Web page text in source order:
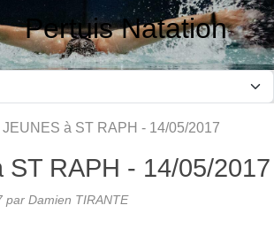
Pertuis Natation
JEUNES à ST RAPH - 14/05/2017
ST RAPH - 14/05/2017
par Damien TIRANTE
cookies